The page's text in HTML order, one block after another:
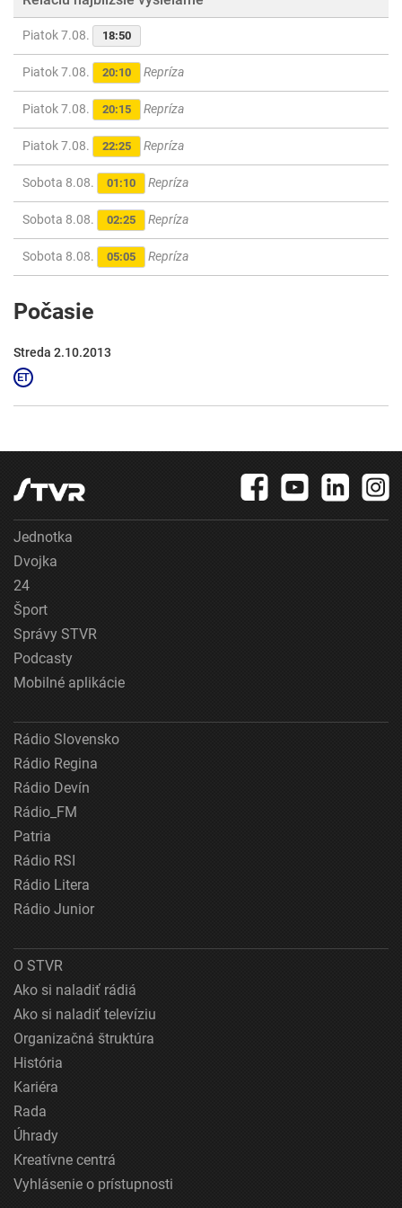
Piatok 7.08. 18:50
Piatok 7.08. 20:10 Repríza
Piatok 7.08. 20:15 Repríza
Piatok 7.08. 22:25 Repríza
Sobota 8.08. 01:10 Repríza
Sobota 8.08. 02:25 Repríza
Sobota 8.08. 05:05 Repríza
Počasie
Streda 2.10.2013
Jednotka
Dvojka
24
Šport
Správy STVR
Podcasty
Mobilné aplikácie
Rádio Slovensko
Rádio Regina
Rádio Devín
Rádio_FM
Patria
Rádio RSI
Rádio Litera
Rádio Junior
O STVR
Ako si naladiť rádiá
Ako si naladiť televíziu
Organizačná štruktúra
História
Kariéra
Rada
Úhrady
Kreatívne centrá
Vyhlásenie o prístupnosti